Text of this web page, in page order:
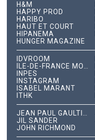
Produit
H&M
HAPPY PROD
HARIBO
HAUT ET COURT
HIPANEMA
HUNGER MAGAZINE
IDVROOM
INPES
INSTAGRAM
ISABEL MARANT
ITHK
JIL SANDER
JOHN RICHMOND